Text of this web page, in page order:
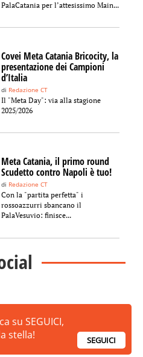
PalaCatania per l’attesissimo Main...
Covei Meta Catania Bricocity, la
presentazione dei Campioni
d’Italia
di Redazione CT
Il "Meta Day": via alla stagione
2025/2026
Meta Catania, il primo round
Scudetto contro Napoli è tuo!
di Redazione CT
Con la "partita perfetta" i
rossoazzurri sbancano il
PalaVesuvio: finisce...
su SEGUICI,
stella!
SEGUICI